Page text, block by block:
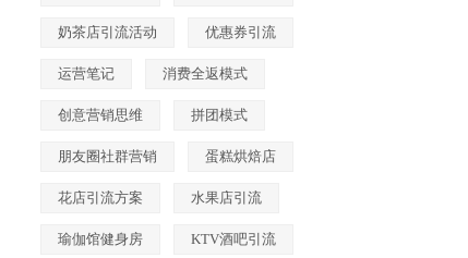
奶茶店引流活动 优惠券引流
运营笔记 消费全返模式
创意营销思维 拼团模式
朋友圈社群营销 蛋糕烘焙店
花店引流方案 水果店引流
瑜伽馆健身房 KTV酒吧引流